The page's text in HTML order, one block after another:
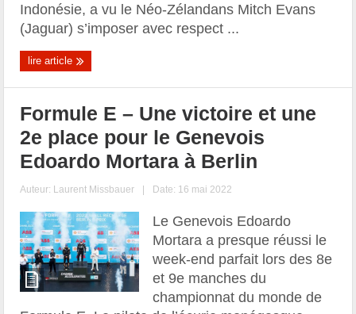
Indonésie, a vu le Néo-Zélandans Mitch Evans
(Jaguar) s’imposer avec respect ...
lire article
Formule E – Une victoire et une
2e place pour le Genevois
Edoardo Mortara à Berlin
Auteur: Laurent Missbauer | Date: 16 mai 2022
Le Genevois Edoardo
Mortara a presque réussi le
week-end parfait lors des 8e
et 9e manches du
championnat du monde de